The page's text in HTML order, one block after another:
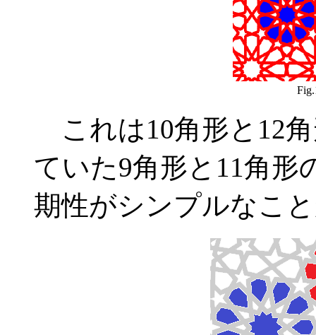
これは10角形と12
ていた9角形と11角形
期性がシンプルなこ